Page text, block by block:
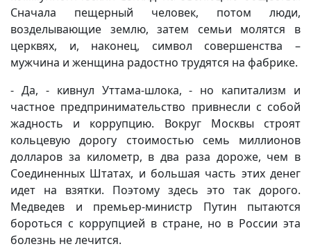
Сначала пещерный человек, потом люди,
возделывающие землю, затем семьи молятся в
церквях, и, наконец, символ совершенства –
мужчина и женщина радостно трудятся на фабрике.
- Да, - кивнул Уттама-шлока, - но капитализм и
частное предпринимательство привнесли с собой
жадность и коррупцию. Вокруг Москвы строят
кольцевую дорогу стоимостью семь миллионов
долларов за километр, в два раза дороже, чем в
Соединенных Штатах, и большая часть этих денег
идет на взятки. Поэтому здесь это так дорого.
Медведев и премьер-министр Путин пытаются
бороться с коррупцией в стране, но в России эта
болезнь не лечится.